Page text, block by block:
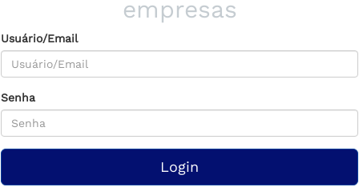
empresas
Usuário/Email
Senha
Login